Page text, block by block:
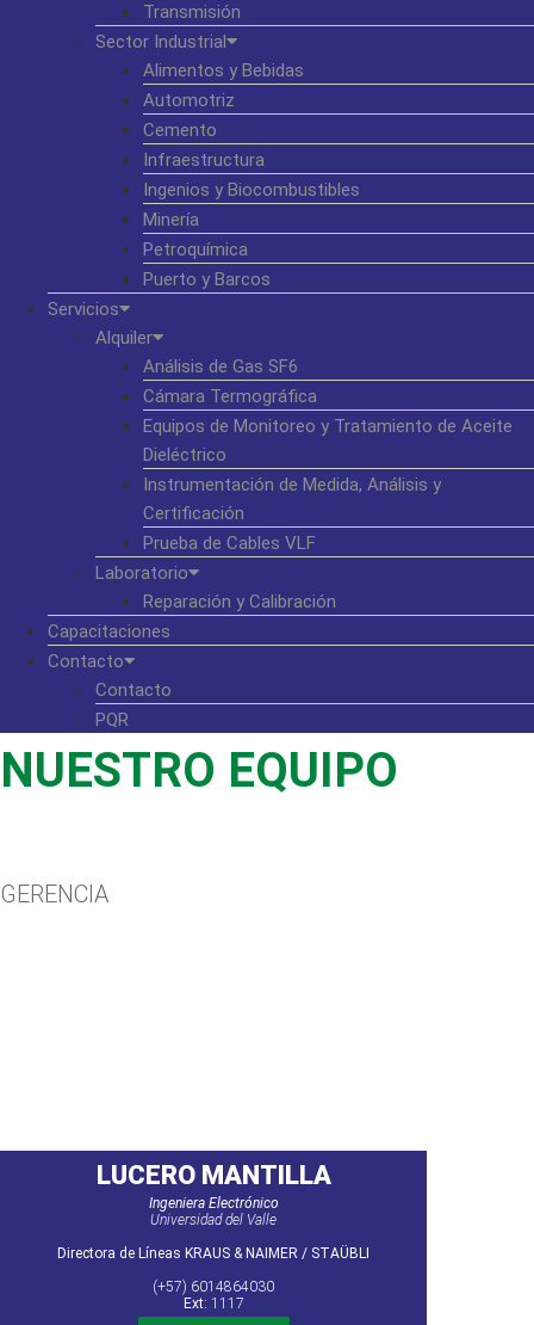
Transmisión
Sector Industrial
Alimentos y Bebidas
Automotriz
Cemento
Infraestructura
Ingenios y Biocombustibles
Minería
Petroquímica
Puerto y Barcos
Servicios
Alquiler
Análisis de Gas SF6
Cámara Termográfica
Equipos de Monitoreo y Tratamiento de Aceite
Dieléctrico
Instrumentación de Medida, Análisis y
Certificación
Prueba de Cables VLF
Laboratorio
Reparación y Calibración
Capacitaciones
Contacto
Contacto
PQR
NUESTRO EQUIPO
GERENCIA
LUCERO MANTILLA
Ingeniera Electrónico
Universidad del Valle
Directora de Líneas KRAUS & NAIMER / STAÜBLI
(+57) 6014864030
Ext: 1117